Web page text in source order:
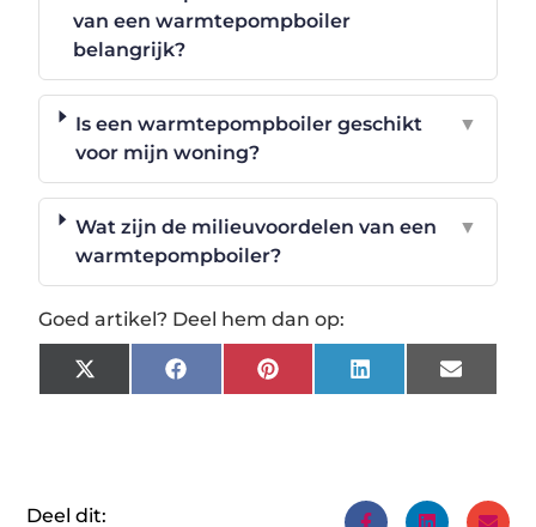
van een warmtepompboiler
belangrijk?
Is een warmtepompboiler geschikt
voor mijn woning?
▼
Wat zijn de milieuvoordelen van een
warmtepompboiler?
▼
Goed artikel? Deel hem dan op:
X
(Twitter)
FacebookPinterestLinkedInEmail
Deel dit: